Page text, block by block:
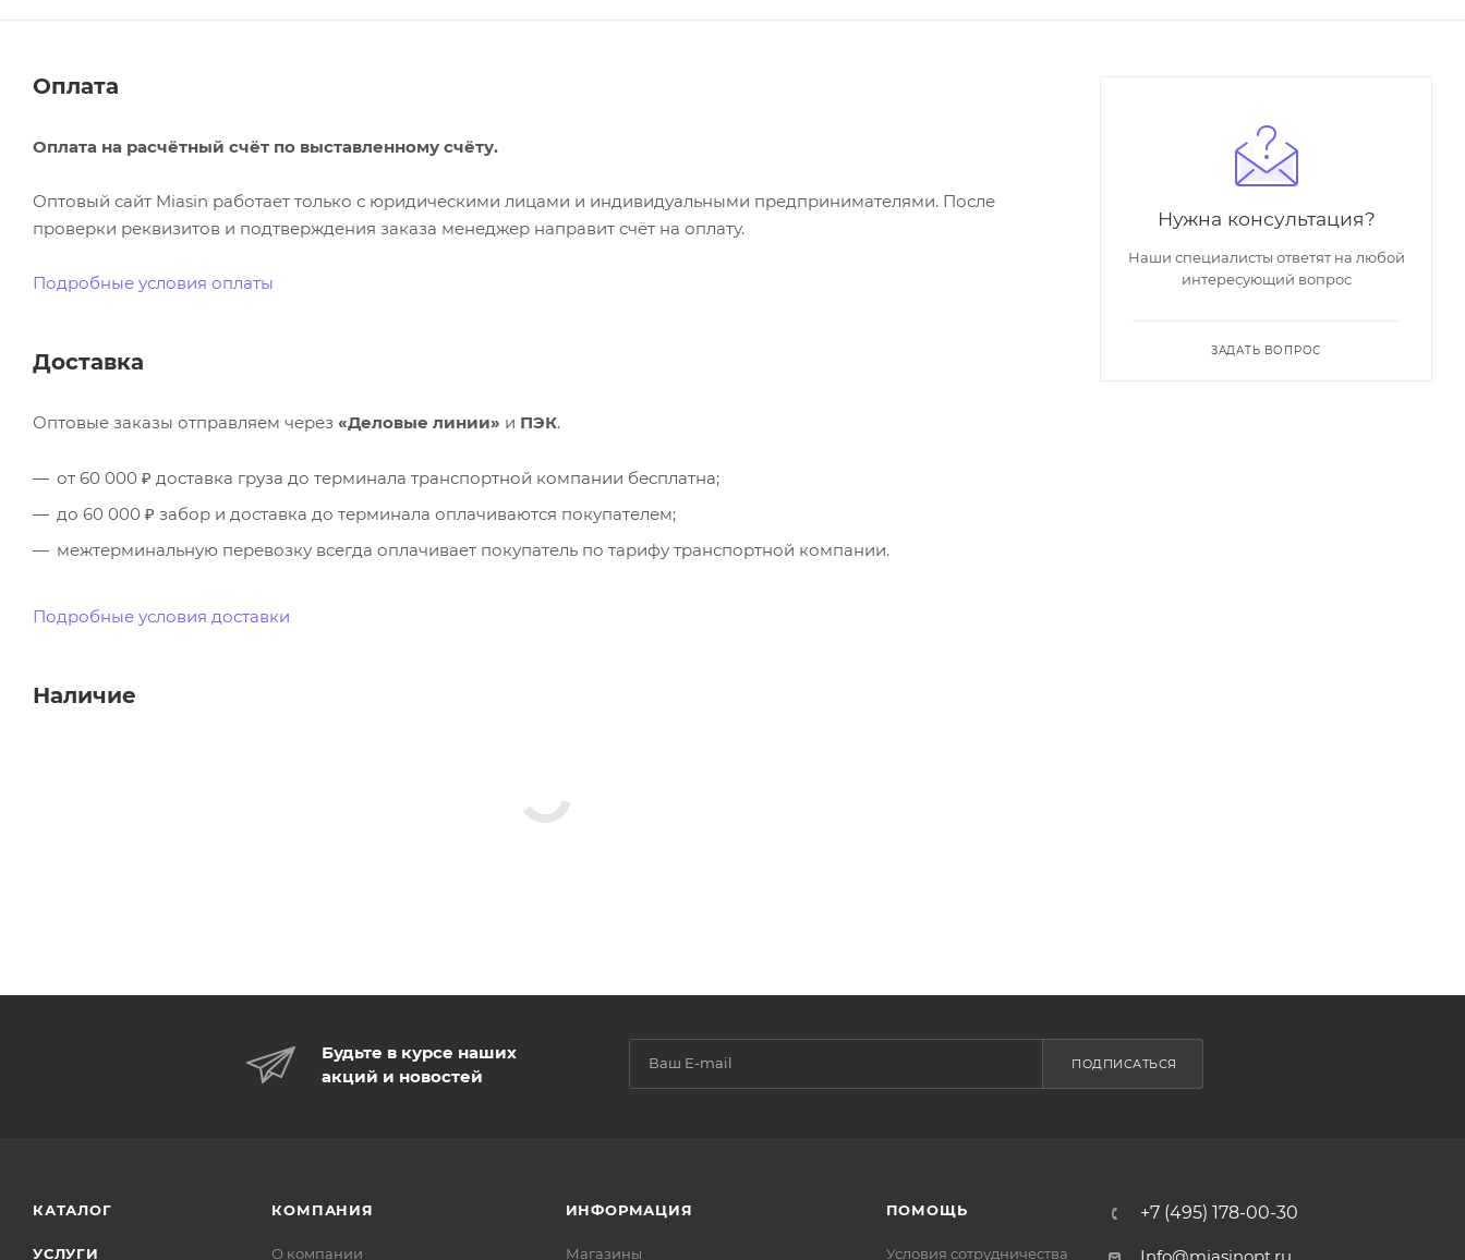
Оплата
Оплата на расчётный счёт по выставленному счёту.
Оптовый сайт Miasin работает только с юридическими лицами и индивидуальными предпринимателями. После
проверки реквизитов и подтверждения заказа менеджер направит счёт на оплату.
Подробные условия оплаты
Доставка
Оптовые заказы отправляем через «Деловые линии» и ПЭК.
от 60 000 ₽ доставка груза до терминала транспортной компании бесплатна;
до 60 000 ₽ забор и доставка до терминала оплачиваются покупателем;
межтерминальную перевозку всегда оплачивает покупатель по тарифу транспортной компании.
Подробные условия доставки
Наличие
Нужна консультация?
Наши специалисты ответят на любой
интересующий вопрос
ЗАДАТЬ ВОПРОС
Будьте в курсе наших
акций и новостей
ПОДПИСАТЬСЯ
КАТАЛОГ
УСЛУГИ
КОМПАНИЯ
О компании
ИНФОРМАЦИЯ
Магазины
ПОМОЩЬ
Условия сотрудничества
+7 (495) 178-00-30